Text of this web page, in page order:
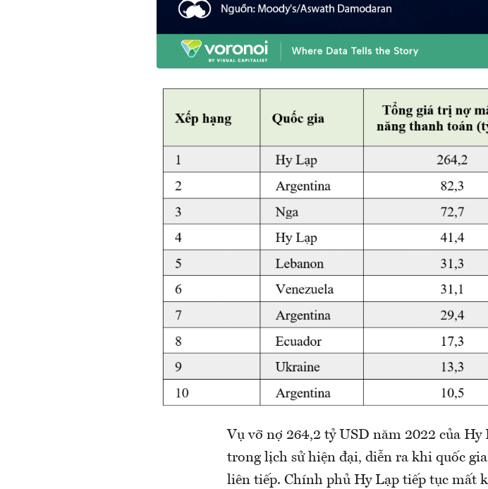
Vụ vỡ nợ 264,2 tỷ USD năm 2022 của
trong lịch sử hiện đại, diễn ra khi quốc
liên tiếp. Chính phủ Hy Lạp tiếp tục mất